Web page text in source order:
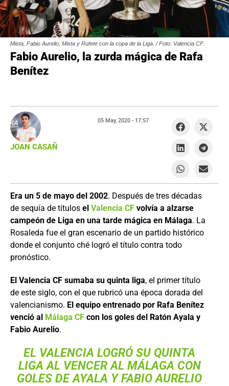
Mista, Fabio Aurelio, Mista y Rufete con la copa de la Liga. / Foto: Valencia CF.
Fabio Aurelio, la zurda mágica de Rafa
Benítez
Era un 5 de mayo del 2002. Después de tres décadas
de sequía de títulos el Valencia CF volvía a alzarse
campeón de Liga en una tarde mágica en Málaga. La
Rosaleda fue el gran escenario de un partido histórico
donde el conjunto ché logró el título contra todo
pronóstico.
El Valencia CF sumaba su quinta liga, el primer título
de este siglo, con el que rubricó una época dorada del
valencianismo. El equipo entrenado por Rafa Benítez
venció al Málaga CF con los goles del Ratón Ayala y
Fabio Aurelio.
EL VALENCIA LOGRÓ SU QUINTA
LIGA AL VENCER AL MÁLAGA CON
GOLES DE AYALA Y FABIO AURELIO
JOAN CASAÑ
05 May, 2020 - 17:57